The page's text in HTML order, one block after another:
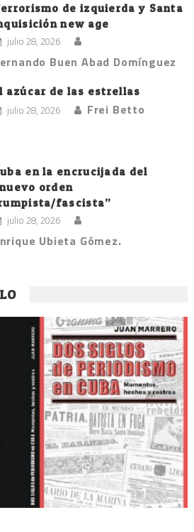
de izquierda y Santa
new age
julio 28, 2026
Buen Abad Domínguez
azúcar de las estrellas
julio 28, 2026 Frei Betto
en la encrucijada del
orden
fascista”
julio 28, 2026
Ubieta Gómez.